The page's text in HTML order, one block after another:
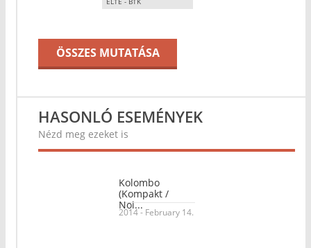
ÖSSZES MUTATÁSA
HASONLÓ ESEMÉNYEK
Nézd meg ezeket is
Kolombo
(Kompakt /
Noi...
2014 - February 14.